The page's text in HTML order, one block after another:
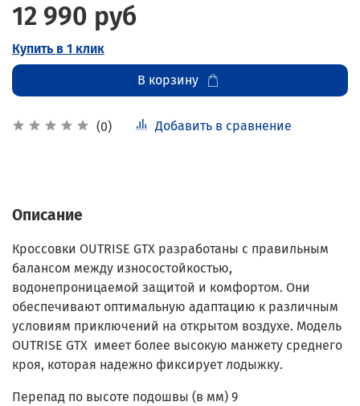
(0) Добавить в сравнение
12 990 руб
Купить в 1 клик
В корзину
Описание
Кроссовки OUTRISE GTX разработаны с правильным
балансом между износостойкостью,
водонепроницаемой защитой и комфортом. Они
обеспечивают оптимальную адаптацию к различным
условиям приключений на открытом воздухе. Модель
OUTRISE GTX имеет более высокую манжету среднего
кроя, которая надежно фиксирует лодыжку.
Перепад по высоте подошвы (в мм) 9